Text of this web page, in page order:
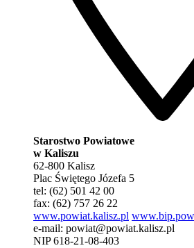
Starostwo Powiatowe
w Kaliszu
62-800 Kalisz
Plac Świętego Józefa 5
tel: (62) 501 42 00
fax: (62) 757 26 22
www.powiat.kalisz.pl
e-mail: powiat@powiat.kalisz.pl
NIP 618-21-08-403